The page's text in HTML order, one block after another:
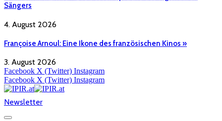
Sängers
4. August 2026
Françoise Arnoul: Eine Ikone des französischen Kinos »
3. August 2026
Facebook X (Twitter) Instagram
Facebook X (Twitter) Instagram
Newsletter